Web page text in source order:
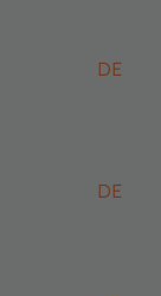
DE
DE